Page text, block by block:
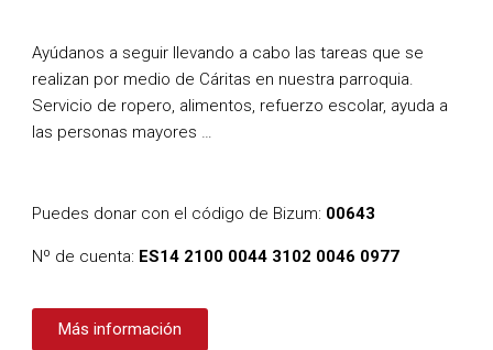
Ayúdanos a seguir llevando a cabo las tareas que se
realizan por medio de Cáritas en nuestra parroquia.
Servicio de ropero, alimentos, refuerzo escolar, ayuda a
las personas mayores …
Puedes donar con el código de Bizum: 00643
Nº de cuenta: ES14 2100 0044 3102 0046 0977
Más información